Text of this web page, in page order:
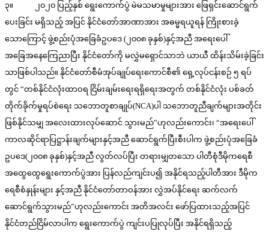
၃။ ၂၀၂၀ ပြည့်နှစ် ရွေးကောက်ပွဲ မဲမသမာမှုများအား ဖြေရှင်း‌ဆောင်ရွက်
ပေးခြင်း မရှိသည့် အပြင် နိုင်ငံတော်အာဏာအား အဓမ္မရယူရန် ကြိုးစားခဲ့
သောကြောင့် ဖွဲ့စည်းပုံအခြေခံဥပဒေ (၂၀၀၈ ခုနှစ်)နှင့်အညီ အရေးပေါ်
အခြေအနေကြေညာပြီး နိုင်ငံတော်ကို မလွှဲမရှောင်သာဘဲ ယာယီ ထိန်းသိမ်းခဲ့ခြင်း
သာဖြစ်ပါသည်။ နိုင်ငံတော်စီမံအုပ်ချုပ်ရေးကောင်စီ၏ ရှေ့လုပ်ငန်းစဉ် ၅ ရပ်
တွင် “တစ်နိုင်ငံလုံးထာဝရ ငြိမ်းချမ်းရေးရရှိရေးအတွက် တစ်နိုင်ငံလုံး ပစ်ခတ်
တိုက်ခိုက်မှုရပ်စဲရေး သဘောတူစာချုပ်(NCA)ပါ သဘောတူညီချက်များအတိုင်း
ဖြစ်နိုင်သမျှ အလေးထားလုပ်ဆောင် သွားမည်”ဟုလည်းကောင်း၊ “အရေးပေါ်
ကာလဆိုင်ရာပြဋ္ဌာန်းချက်များနှင့်အညီ ဆောင်ရွက်ပြီးစီးပါက ဖွဲ့စည်းပုံအခြေခံ
ဥပဒေ(၂၀၀၈ ခုနှစ်)နှင့်အညီ လွတ်လပ်ပြီး တရားမျှတသော ပါတီစုံဒီမိုကရေစီ
အထွေထွေရွေးကောက်ပွဲအား ပြန်လည်ကျင်းပ၍ အနိုင်ရသည့်ပါတီအား ဒီမိုက
ရေစီစံနှုန်းများ နှင့်အညီ နိုင်ငံတော်တာဝန်အား လွှဲအပ်နိုင်ရေး ဆက်လက်
ဆောင်ရွက်သွားမည်”ဟုလည်းကောင်း အတိအလင်း ဖော်ပြထားသည့်အပြင်
နိုင်ငံတည်ငြိမ်လာပါက ရွေးကောက်ပွဲ ကျင်းပပြုလုပ်ပြီး အနိုင်ရရှိသည့်